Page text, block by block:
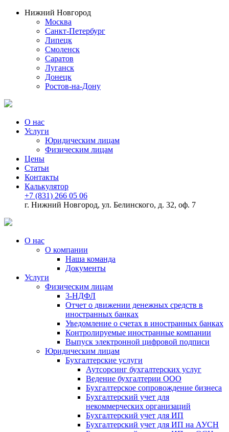
Нижний Новгород
Москва
Санкт-Петербург
Липецк
Смоленск
Саратов
Луганск
Донецк
Ростов-на-Дону
О нас
Услуги
Юридическим лицам
Физическим лицам
Цены
Статьи
Контакты
Калькулятор
+7 (831) 266 05 06
г. Нижний Новгород, ул. Белинского, д. 32, оф. 7
О нас
О компании
Наша команда
Документы
Услуги
Физическим лицам
3-НДФЛ
Отчет о движении денежных средств в
иностранных банках
Уведомление о счетах в иностранных банках
Контролируемые иностранные компании
Выпуск электронной цифровой подписи
Юридическим лицам
Бухгалтерские услуги
Аутсорсинг бухгалтерских услуг
Ведение бухгалтерии ООО
Бухгалтерское сопровождение бизнеса
Бухгалтерский учет для
некоммерческих организаций
Бухгалтерский учет для ИП
Бухгалтерский учет для ИП на АУСН